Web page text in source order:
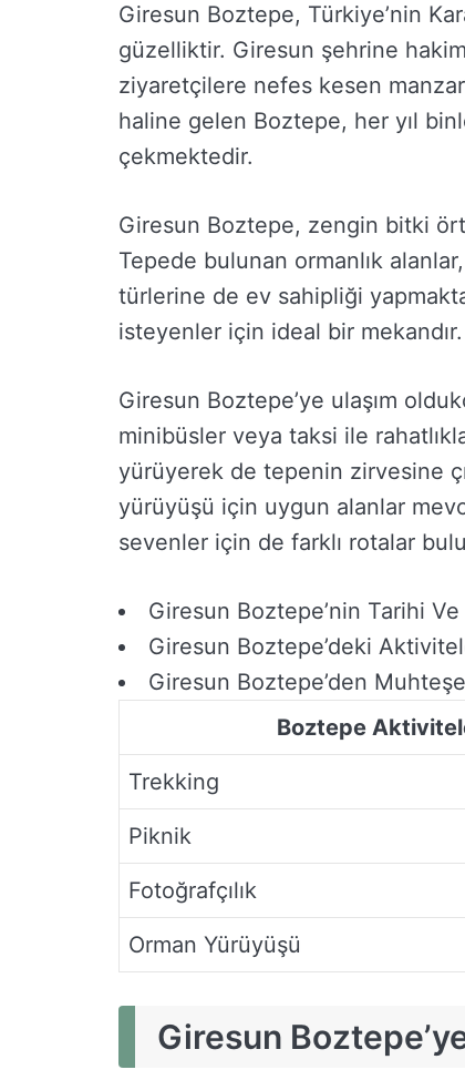
Giresun Boztepe, Türkiye’nin
güzelliktir. Giresun şehrine
ziyaretçilere nefes kesen
haline gelen Boztepe, her yıl
çekmektedir.
Giresun Boztepe, zengin bitki
Tepede bulunan ormanlık
türlerine de ev sahipliği
isteyenler için ideal bir mekandır.
Giresun Boztepe’ye ulaşım
minibüsler veya taksi ile
yürüyerek de tepenin zirvesine
yürüyüşü için uygun alanlar
sevenler için de farklı rotalar
Giresun Boztepe’nin Tarihi
Giresun Boztepe’deki
Giresun Boztepe’den
Boztepe
Trekking
Piknik
Fotoğrafçılık
Orman Yürüyüşü
Giresun